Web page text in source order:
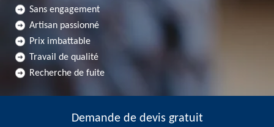
Sans engagement
Artisan passionné
Prix imbattable
Travail de qualité
Recherche de fuite
Demande de devis gratuit